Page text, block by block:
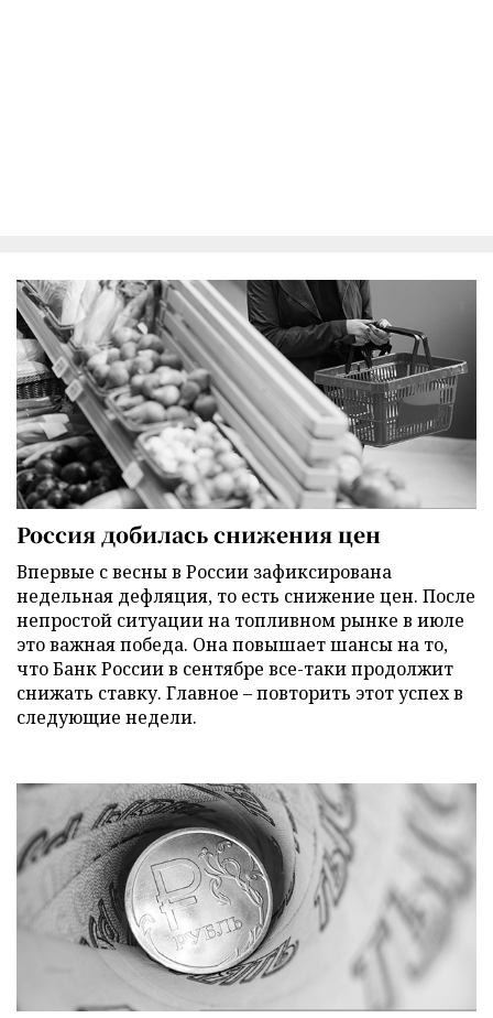
Россия добилась снижения цен
Впервые с весны в России зафиксирована
недельная дефляция, то есть снижение цен. После
непростой ситуации на топливном рынке в июле
это важная победа. Она повышает шансы на то,
что Банк России в сентябре все-таки продолжит
снижать ставку. Главное – повторить этот успех в
следующие недели.